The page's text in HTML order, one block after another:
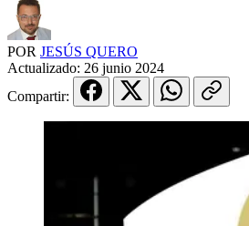
POR JESÚS QUERO
Actualizado: 26 junio 2024
Compartir: